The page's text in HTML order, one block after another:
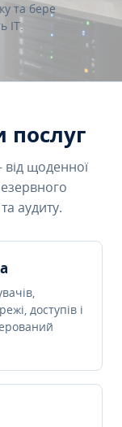
та бере
IT.
послуг
щоденної
аудиту.
доступів і